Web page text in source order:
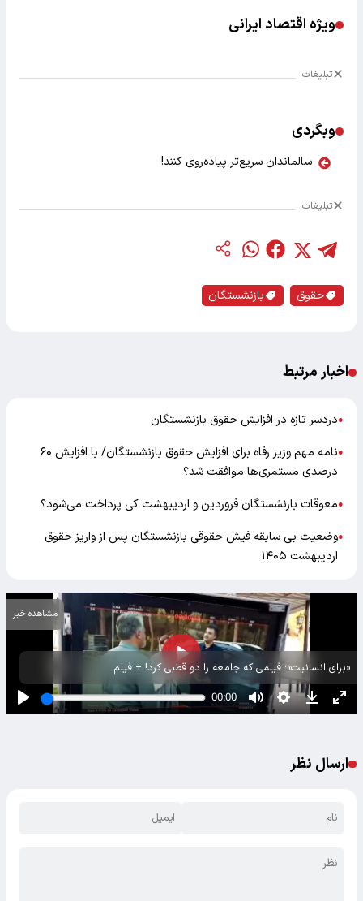
ویژه اقتصاد ایرانی
تبلیغات
وبگردی
سالماندان سریع‌تر پیاده‌روی کنند!
تبلیغات
حقوق بازنشستگان
اخبار مرتبط
●دردسر تازه در افزایش حقوق بازنشستگان
●
نامه مهم وزیر رفاه برای افزایش حقوق بازنشستگان/ با افزایش ۶۰
درصدی مستمری‌ها موافقت شد؟
●معوقات بازنشستگان فروردین و اردیبهشت کی پرداخت می‌شود؟
●وضعیت بی سابقه فیش حقوقی بازنشستگان پس از واریز حقوق
اردیبهشت ۱۴۰۵
«برای انسانیت»؛ فیلمی که جامعه را دو قطبی کرد! + فیلم
مشاهده خبر
ارسال نظر